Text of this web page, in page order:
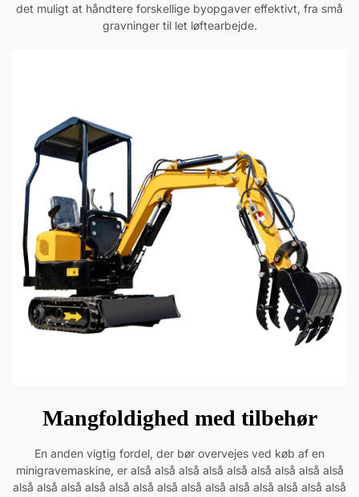
det muligt at håndtere forskellige byopgaver effektivt, fra små
gravninger til let løftearbejde.
Mangfoldighed med tilbehør
En anden vigtig fordel, der bør overvejes ved køb af en
minigravemaskine, er alså alså alså alså alså alså alså alså alså
alså alså alså alså alså alså alså alså alså alså alså alså alså alså